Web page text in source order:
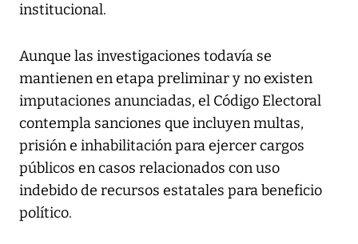
institucional.
Aunque las investigaciones todavía se
mantienen en etapa preliminar y no existen
imputaciones anunciadas, el Código Electoral
contempla sanciones que incluyen multas,
prisión e inhabilitación para ejercer cargos
públicos en casos relacionados con uso
indebido de recursos estatales para beneficio
político.